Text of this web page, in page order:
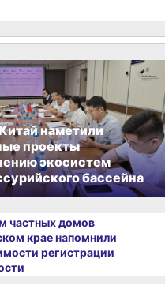
наметили
проекты
экосистем
бассейна
частных домов
крае напомнили
регистрации